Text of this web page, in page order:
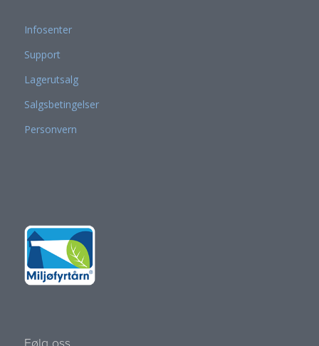
Infosenter
Support
Lagerutsalg
Salgsbetingelser
Personvern